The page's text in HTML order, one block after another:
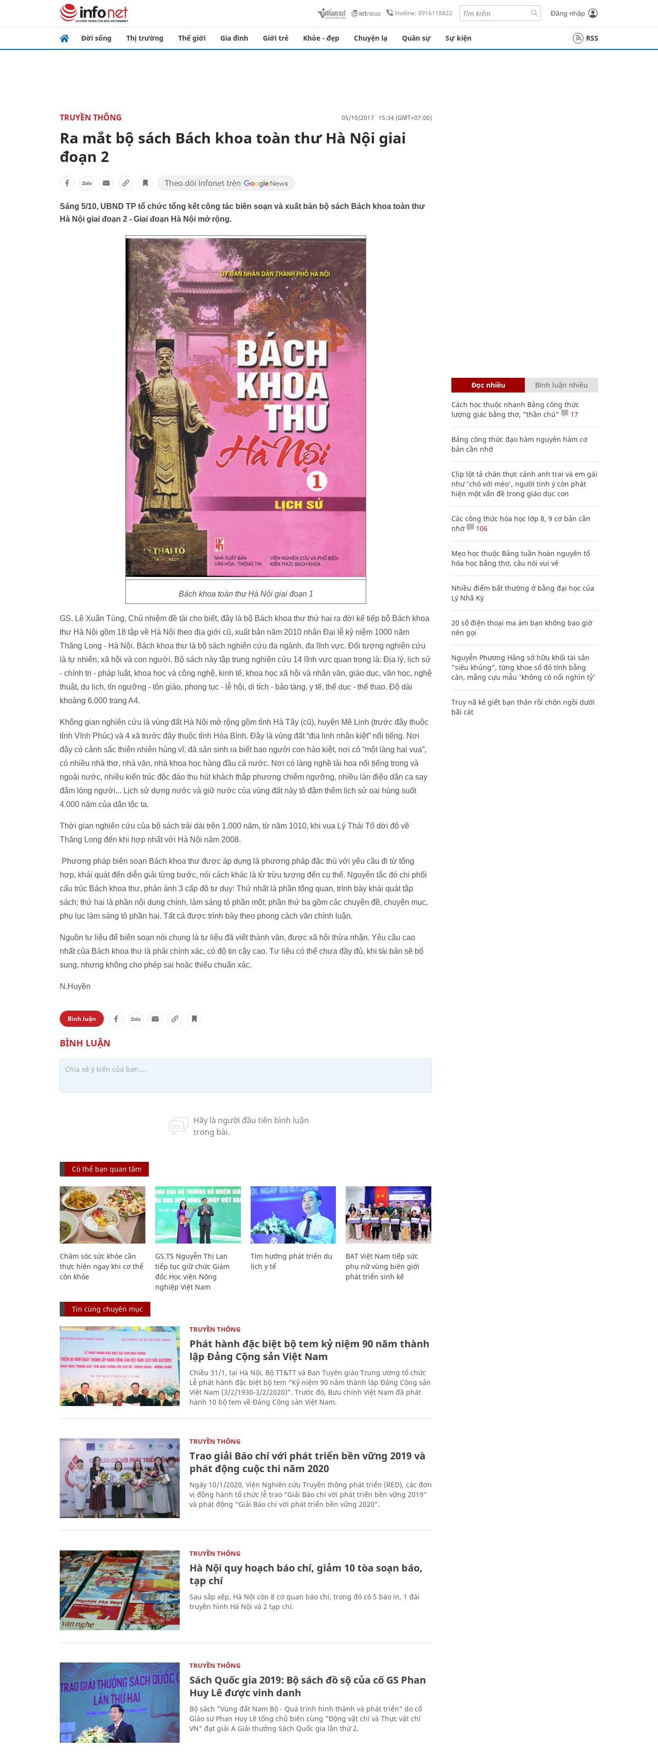
Hotline: 0916118822 Đăng nhập
Đời sống Thị trường Thế giới Gia đình Giới trẻ Khỏe - đẹp Chuyện lạ Quân sự Sự kiện RSS
TRUYỀN THÔNG 05/10/2017 15:34 (GMT+07:00)
Ra mắt bộ sách Bách khoa toàn thư Hà Nội giai
đoạn 2
Sáng 5/10, UBND TP tổ chức tổng kết công tác biên soạn và xuất bản bộ sách Bách khoa toàn thư
Hà Nội giai đoạn 2 - Giai đoạn Hà Nội mở rộng.
Bách khoa toàn thư Hà Nội giai đoạn 1
GS. Lê Xuân Tùng, Chủ nhiệm đề tài cho biết, đây là bộ Bách khoa thư thứ hai ra đời kế tiếp bộ Bách khoa
thư Hà Nội gồm 18 tập về Hà Nội theo địa giới cũ, xuất bản năm 2010 nhân Đại lễ kỷ niệm 1000 năm
Thăng Long - Hà Nội. Bách khoa thư là bộ sách nghiên cứu đa ngành, đa lĩnh vực. Đối tượng nghiên cứu
là tự nhiên, xã hội và con người. Bộ sách này tập trung nghiên cứu 14 lĩnh vực quan trọng là: Địa lý, lịch sử
- chính trị - pháp luật, khoa học và công nghệ, kinh tế, khoa học xã hội và nhân văn, giáo dục, văn học, nghệ
thuật, du lịch, tín ngưỡng - tôn giáo, phong tục - lễ hội, di tích - bảo tàng, y tế, thể dục - thể thao. Độ dài
khoảng 6.000 trang A4.
Không gian nghiên cứu là vùng đất Hà Nội mở rộng gồm tỉnh Hà Tây (cũ), huyện Mê Linh (trước đây thuộc
tỉnh Vĩnh Phúc) và 4 xã trước đây thuộc tỉnh Hòa Bình. Đây là vùng đất “địa linh nhân kiệt” nổi tiếng. Nơi
đây có cảnh sắc thiên nhiên hùng vĩ, đã sản sinh ra biết bao người con hào kiệt, nơi có “một làng hai vua”,
có nhiều nhà thơ, nhà văn, nhà khoa học hàng đầu cả nước. Nơi có làng nghề tài hoa nổi tiếng trong và
ngoài nước, nhiều kiến trúc độc đáo thu hút khách thập phương chiêm ngưỡng, nhiều làn điệu dân ca say
đắm lòng người... Lịch sử dựng nước và giữ nước của vùng đất này tô đậm thêm lịch sử oai hùng suốt
4.000 năm của dân tộc ta.
Thời gian nghiên cứu của bộ sách trải dài trên 1.000 năm, từ năm 1010, khi vua Lý Thái Tổ dời đô về
Thăng Long đến khi hợp nhất với Hà Nội năm 2008.
Phương pháp biên soạn Bách khoa thư được áp dụng là phương pháp đặc thù với yêu cầu đi từ tổng
hợp, khái quát đến diễn giải từng bước, nói cách khác là từ trừu tượng đến cụ thể. Nguyên tắc đó chi phối
cấu trúc Bách khoa thư, phản ánh 3 cấp độ tư duy: Thứ nhất là phần tổng quan, trình bày khái quát tập
sách; thứ hai là phần nội dung chính, làm sáng tỏ phần một; phần thứ ba gồm các chuyên đề, chuyên mục,
phụ lục làm sáng tỏ phần hai. Tất cả được trình bày theo phong cách văn chính luận.
Nguồn tư liệu để biên soạn nói chung là tư liệu đã viết thành văn, được xã hội thừa nhận. Yêu cầu cao
nhất của Bách khoa thư là phải chính xác, có độ tin cậy cao. Tư liệu có thể chưa đầy đủ, khi tái bản sẽ bổ
sung, nhưng không cho phép sai hoặc thiếu chuẩn xác.
N.Huyền
Bình luận
Có thể bạn quan tâm
Chăm sóc sức khỏe cần
thực hiện ngay khi cơ thể
còn khỏe
GS.TS Nguyễn Thị Lan
tiếp tục giữ chức Giám
đốc Học viện Nông
nghiệp Việt Nam
Tìm hướng phát triển du
lịch y tế
BAT Việt Nam tiếp sức
phụ nữ vùng biên giới
phát triển sinh kế
Tin cùng chuyên mục
TRUYỀN THÔNG
Phát hành đặc biệt bộ tem kỷ niệm 90 năm thành
lập Đảng Cộng sản Việt Nam
Chiều 31/1, tại Hà Nội, Bộ TT&TT và Ban Tuyên giáo Trung ương tổ chức
Lễ phát hành đặc biệt bộ tem “Kỷ niệm 90 năm thành lập Đảng Cộng sản
Việt Nam (3/2/1930-3/2/2020)”. Trước đó, Bưu chính Việt Nam đã phát
hành 10 bộ tem về Đảng Cộng sản Việt Nam.
TRUYỀN THÔNG
Trao giải Báo chí với phát triển bền vững 2019 và
phát động cuộc thi năm 2020
Ngày 10/1/2020, Viện Nghiên cứu Truyền thông phát triển (RED), các đơn
vị đồng hành tổ chức lễ trao “Giải Báo chí với phát triển bền vững 2019”
và phát động “Giải Báo chí với phát triển bền vững 2020”.
TRUYỀN THÔNG
Hà Nội quy hoạch báo chí, giảm 10 tòa soạn báo,
tạp chí
Sau sắp xếp, Hà Nội còn 8 cơ quan báo chí, trong đó có 5 báo in, 1 đài
truyền hình Hà Nội và 2 tạp chí.
TRUYỀN THÔNG
Sách Quốc gia 2019: Bộ sách đồ sộ của cố GS Phan
Huy Lê được vinh danh
Bộ sách "Vùng đất Nam Bộ - Quá trình hình thành và phát triển" do cố
Giáo sư Phan Huy Lê tổng chủ biên cùng "Động vật chí và Thực vật chí
VN" đạt giải A Giải thưởng Sách Quốc gia lần thứ 2.
Đọc nhiều Bình luận nhiều
Cách học thuộc nhanh Bảng công thức
lượng giác bằng thơ, "thần chú"
17
Bảng công thức đạo hàm nguyên hàm cơ
bản cần nhớ
Clip lột tả chân thực cảnh anh trai và em gái
như 'chó với mèo', người tinh ý còn phát
hiện một vấn đề trong giáo dục con
Các công thức hóa học lớp 8, 9 cơ bản cần
nhớ
106
Mẹo học thuộc Bảng tuần hoàn nguyên tố
hóa học bằng thơ, câu nói vui vẻ
Nhiều điểm bất thường ở bằng đại học của
Lý Nhã Kỳ
20 số điện thoại ma ám bạn không bao giờ
nên gọi
Nguyễn Phương Hằng sở hữu khối tài sản
"siêu khủng", từng khoe sổ đỏ tính bằng
cân, mắng cựu mẫu 'không có nổi nghìn tỷ'
Truy nã kẻ giết bạn thân rồi chôn ngồi dưới
bãi cát